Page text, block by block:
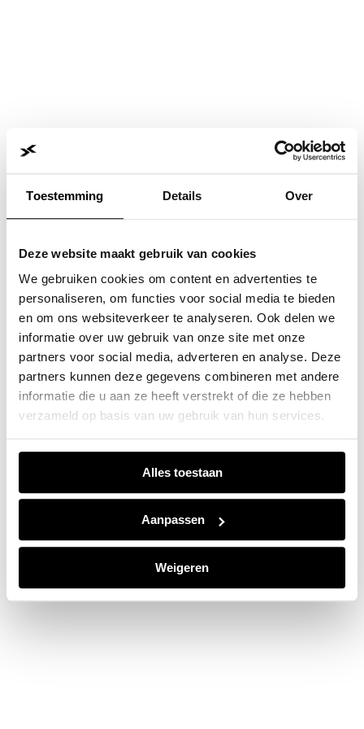
Toestemming Details Over
Deze website maakt gebruik van cookies
We gebruiken cookies om content en advertenties te
personaliseren, om functies voor social media te bieden
en om ons websiteverkeer te analyseren. Ook delen we
informatie over uw gebruik van onze site met onze
partners voor social media, adverteren en analyse. Deze
partners kunnen deze gegevens combineren met andere
informatie die u aan ze heeft verstrekt of die ze hebben
verzameld op basis van uw gebruik van hun services.
Alles toestaan
Aanpassen
Weigeren
Application error: a client-side exception has occurred while
loadingwww.jvk.nl(see the browser consolefor more
information).